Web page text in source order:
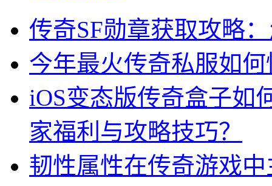
传奇SF勋章获取攻略
今年最火传奇私服如
iOS变态版传奇盒子如
家福利与攻略技巧？
韧性属性在传奇游戏